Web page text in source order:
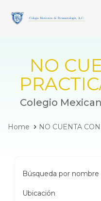
links
primary
NO
Colegio
Home NO CUENTA
Búsqueda por nombre
Ubicación